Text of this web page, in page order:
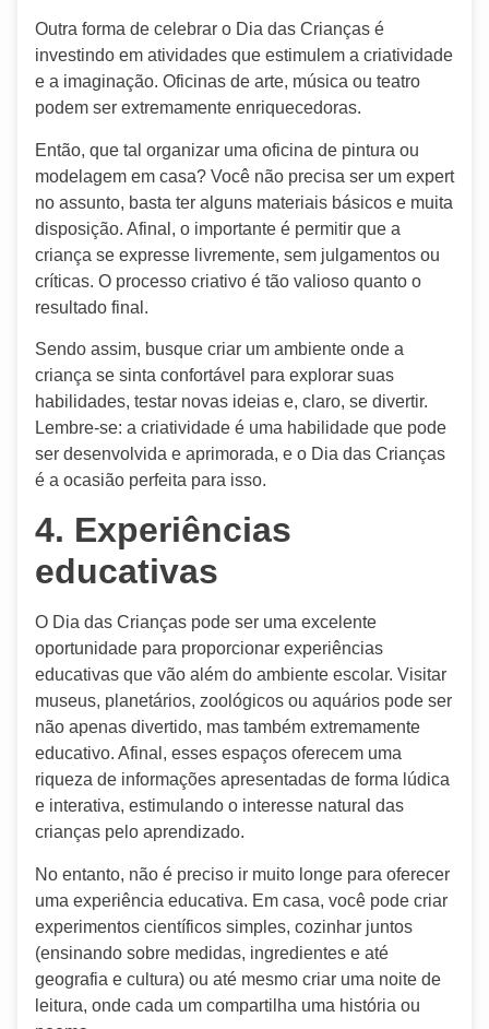
Outra forma de celebrar o Dia das Crianças é
investindo em atividades que estimulem a criatividade
e a imaginação. Oficinas de arte, música ou teatro
podem ser extremamente enriquecedoras.
Então, que tal organizar uma oficina de pintura ou
modelagem em casa? Você não precisa ser um expert
no assunto, basta ter alguns materiais básicos e muita
disposição. Afinal, o importante é permitir que a
criança se expresse livremente, sem julgamentos ou
críticas. O processo criativo é tão valioso quanto o
resultado final.
Sendo assim, busque criar um ambiente onde a
criança se sinta confortável para explorar suas
habilidades, testar novas ideias e, claro, se divertir.
Lembre-se: a criatividade é uma habilidade que pode
ser desenvolvida e aprimorada, e o Dia das Crianças
é a ocasião perfeita para isso.
4. Experiências
educativas
O Dia das Crianças pode ser uma excelente
oportunidade para proporcionar experiências
educativas que vão além do ambiente escolar. Visitar
museus, planetários, zoológicos ou aquários pode ser
não apenas divertido, mas também extremamente
educativo. Afinal, esses espaços oferecem uma
riqueza de informações apresentadas de forma lúdica
e interativa, estimulando o interesse natural das
crianças pelo aprendizado.
No entanto, não é preciso ir muito longe para oferecer
uma experiência educativa. Em casa, você pode criar
experimentos científicos simples, cozinhar juntos
(ensinando sobre medidas, ingredientes e até
geografia e cultura) ou até mesmo criar uma noite de
leitura, onde cada um compartilha uma história ou